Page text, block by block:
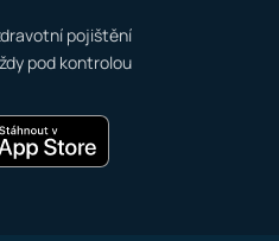
pojištění
pod kontrolou